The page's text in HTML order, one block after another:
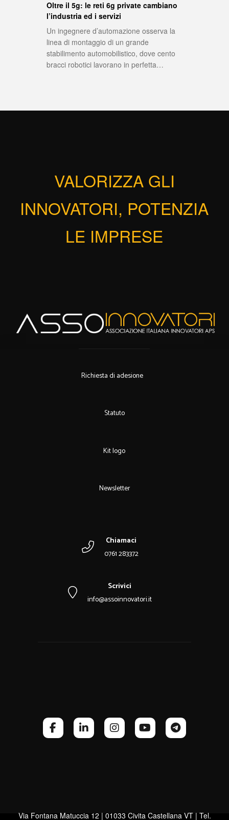
Oltre il 5g: le reti 6g private cambiano
l’industria ed i servizi
Un ingegnere d’automazione osserva la
linea di montaggio di un grande
stabilimento automobilistico, dove cento
bracci robotici lavorano in perfetta…
VALORIZZA GLI
INNOVATORI, POTENZIA
LE IMPRESE
Richiesta di adesione
Statuto
Kit logo
Newsletter
Chiamaci
0761 283372
Scrivici
info@assoinnovatori.it
Via Fontana Matuccia 12 | 01033 Civita Castellana VT | Tel.